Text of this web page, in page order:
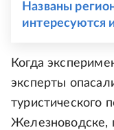
Названы
интересуются
Когда
эксперты
туристического
Железноводске,